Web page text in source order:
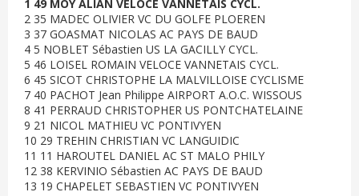
1 49 MOY ALIAN VELOCE VANNETAIS CYCL.
2 35 MADEC OLIVIER VC DU GOLFE PLOEREN
3 37 GOASMAT NICOLAS AC PAYS DE BAUD
4 5 NOBLET Sébastien US LA GACILLY CYCL.
5 46 LOISEL ROMAIN VELOCE VANNETAIS CYCL.
6 45 SICOT CHRISTOPHE LA MALVILLOISE CYCLISME
7 40 PACHOT Jean Philippe AIRPORT A.O.C. WISSOUS
8 41 PERRAUD CHRISTOPHER US PONTCHATELAINE
9 21 NICOL MATHIEU VC PONTIVYEN
10 29 TREHIN CHRISTIAN VC LANGUIDIC
11 11 HAROUTEL DANIEL AC ST MALO PHILY
12 38 KERVINIO Sébastien AC PAYS DE BAUD
13 19 CHAPELET SEBASTIEN VC PONTIVYEN